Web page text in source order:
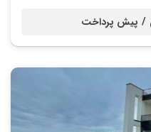
پیش پرداخت